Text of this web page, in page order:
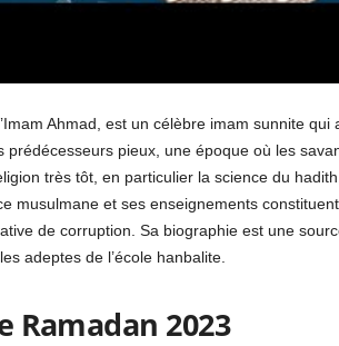
Ahmad, est un célèbre imam sunnite qui
prédécesseurs pieux, une époque où les
très tôt, en particulier la science du
musulmane et ses enseignements
de corruption. Sa biographie est une
adeptes de l’école hanbalite.
Ramadan 2023